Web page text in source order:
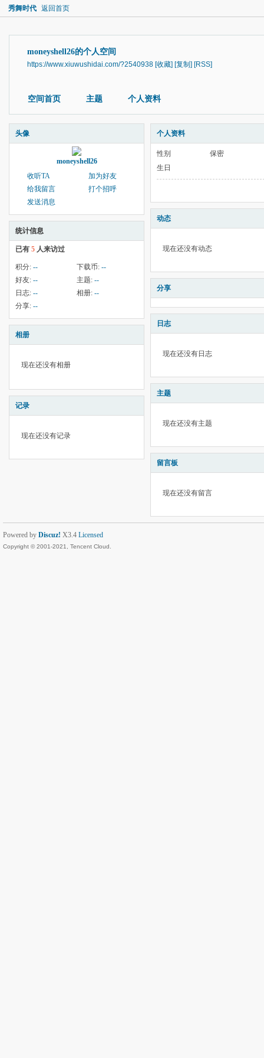
秀舞时代 返回首页
moneyshell26的个人空间
https://www.xiuwushidai.com/?2540938 [收藏] [复制] [RSS]
空间首页 主题 个人资料
头像
moneyshell26
收听TA
加为好友
给我留言
打个招呼
发送消息
统计信息
已有 5 人来访过
积分: -- 下载币: --
好友: -- 主题: --
日志: -- 相册: --
分享: --
相册
现在还没有相册
记录
现在还没有记录
个人资料
性别
保密
生日
动态
现在还没有动态
分享
日志
现在还没有日志
主题
现在还没有主题
留言板
现在还没有留言
Powered by Discuz! X3.4 Licensed
Copyright © 2001-2021, Tencent Cloud.